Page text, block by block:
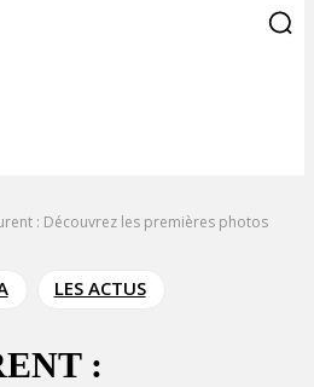
: Découvrez les premières photos
LES ACTUS
: